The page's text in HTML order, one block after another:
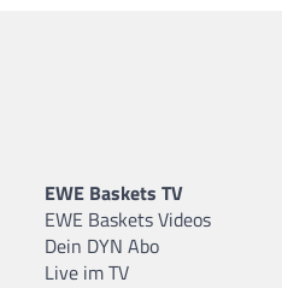
EWE Baskets TV
EWE Baskets Videos
Dein DYN Abo
Live im TV